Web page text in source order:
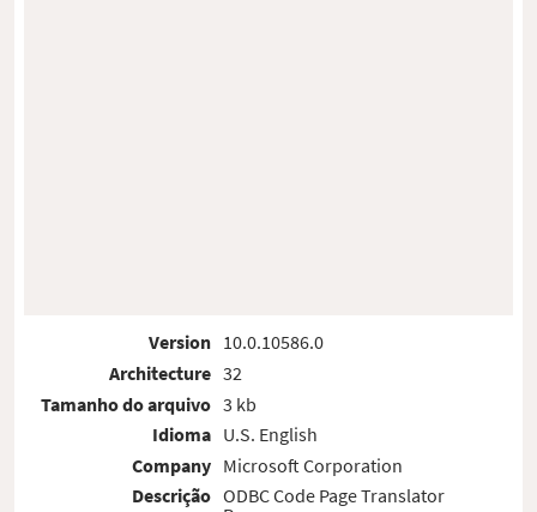
Version
Architecture
Tamanho do arquivo
Idioma
Company
Descrição
10.0.10586.0
32
3 kb
U.S. English
Microsoft Corporation
ODBC Code Page Translator